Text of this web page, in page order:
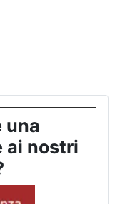
una
ai nostri